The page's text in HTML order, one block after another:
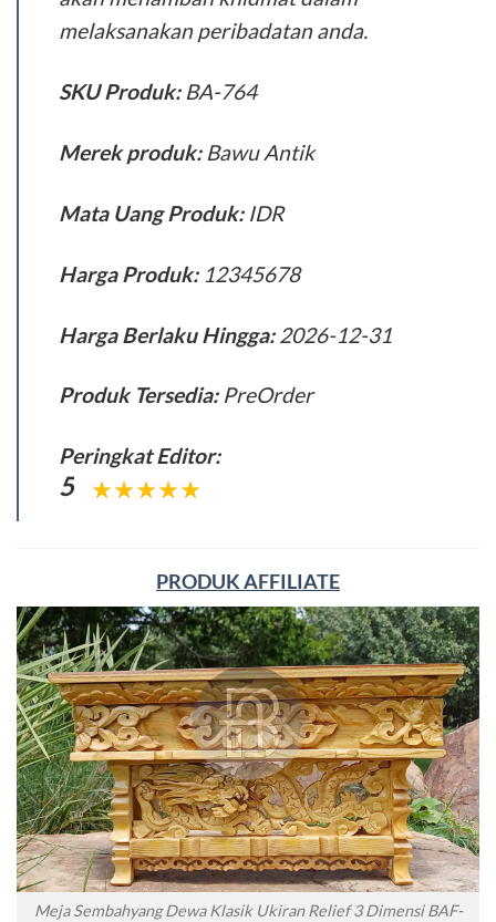
melaksanakan peribadatan anda.
SKU Produk: BA-764
Merek produk: Bawu Antik
Mata Uang Produk: IDR
Harga Produk: 12345678
Harga Berlaku Hingga: 2026-12-31
Produk Tersedia: PreOrder
Peringkat Editor:
5
PRODUK AFFILIATE
Meja Sembahyang Dewa Klasik Ukiran Relief 3 Dimensi BAF-